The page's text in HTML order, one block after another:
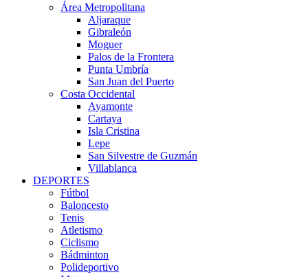
Área Metropolitana
Aljaraque
Gibraleón
Moguer
Palos de la Frontera
Punta Umbría
San Juan del Puerto
Costa Occidental
Ayamonte
Cartaya
Isla Cristina
Lepe
San Silvestre de Guzmán
Villablanca
DEPORTES
Fútbol
Baloncesto
Tenis
Atletismo
Ciclismo
Bádminton
Polideportivo